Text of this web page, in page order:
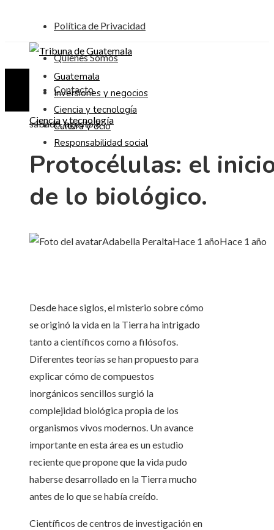
Política de Privacidad
Quiénes Somos
Contacto
sábado, agosto 8
Guatemala
Inversiones y negocios
Ciencia y tecnología
Cultura y ocio
Responsabilidad social
Ciencia y tecnología
Protocélulas: el
de lo biológico.
Adabella PeraltaHace 1 añoHace 1 año
Desde hace siglos, el misterio sobre cómo
se originó la vida en la Tierra ha intrigado
tanto a científicos como a filósofos.
Diferentes teorías se han propuesto para
explicar cómo de compuestos
inorgánicos sencillos surgió la
complejidad biológica propia de los
organismos vivos modernos. Un avance
importante en esta área es un estudio
reciente que propone que la vida pudo
haberse desarrollado en la Tierra mucho
antes de lo que se había creído.
Científicos de centros de investigación en